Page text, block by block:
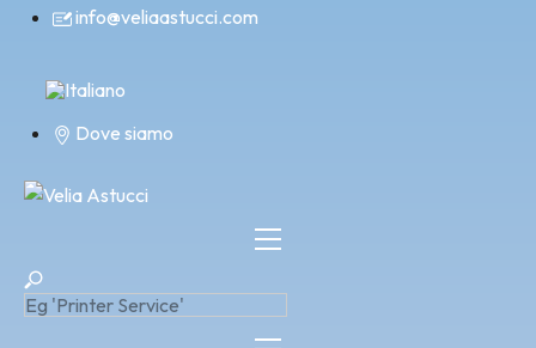
Skip
info@veliaastucci.com
Dove siamo